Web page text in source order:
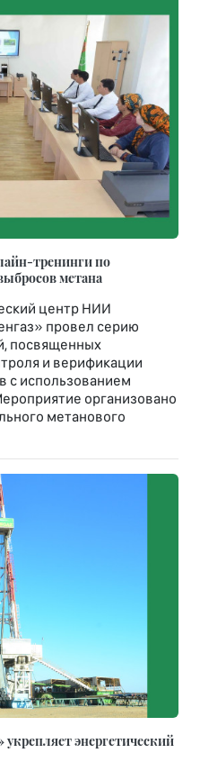
тренинги по
метана
центр НИИ
провел серию
посвященных
и верификации
с использованием
организовано
метанового
энергетический